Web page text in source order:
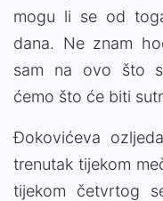
mogu li se od
dana. Ne znam
sam na ovo što
ćemo što će biti
Đokovićeva
trenutak tijekom
tijekom četvrtog